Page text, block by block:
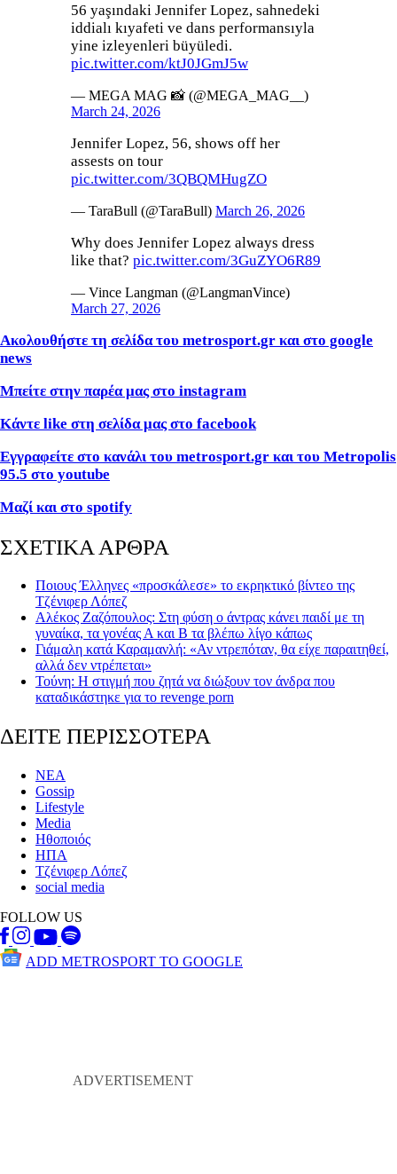
56 yaşındaki Jennifer Lopez, sahnedeki
iddialı kıyafeti ve dans performansıyla
yine izleyenleri büyüledi.
pic.twitter.com/ktJ0JGmJ5w
— MEGA MAG 📸 (@MEGA_MAG__)
March 24, 2026
Jennifer Lopez, 56, shows off her
assests on tour
pic.twitter.com/3QBQMHugZO
— TaraBull (@TaraBull) March 26, 2026
Why does Jennifer Lopez always dress
like that? pic.twitter.com/3GuZYO6R89
— Vince Langman (@LangmanVince)
March 27, 2026
Ακολουθήστε τη σελίδα του metrosport.gr και στο google
news
Μπείτε στην παρέα μας στο instagram
Κάντε like στη σελίδα μας στο facebook
Εγγραφείτε στο κανάλι του metrosport.gr και του Metropolis
95.5 στο youtube
Μαζί και στο spotify
ΣΧΕΤΙΚΑ ΑΡΘΡΑ
Ποιους Έλληνες «προσκάλεσε» το εκρηκτικό βίντεο της
Τζένιφερ Λόπεζ
Αλέκος Zαζόπουλος: Στη φύση ο άντρας κάνει παιδί με τη
γυναίκα, τα γονέας Α και Β τα βλέπω λίγο κάπως
Γιάμαλη κατά Καραμανλή: «Αν ντρεπόταν, θα είχε παραιτηθεί,
αλλά δεν ντρέπεται»
Τούνη: Η στιγμή που ζητά να διώξουν τον άνδρα που
καταδικάστηκε για το revenge porn
ΔΕΙΤΕ ΠΕΡΙΣΣΟΤΕΡΑ
ΝΕΑ
Gossip
Lifestyle
Media
Ηθοποιός
ΗΠΑ
Τζένιφερ Λόπεζ
social media
FOLLOW US
ADD METROSPORT TO GOOGLE